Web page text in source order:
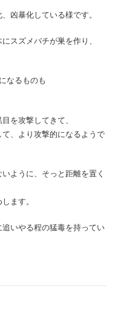
凶暴化している様です。
スズメバチが巣を作り、
なるものも
を攻撃してきて、
、より攻撃的になるようで
ように、そっと距離を置く
ます。
いやる程の猛毒を持ってい